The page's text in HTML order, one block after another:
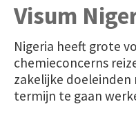
Visum
Nigeria heeft grote
chemieconcerns
zakelijke
termijn te gaan